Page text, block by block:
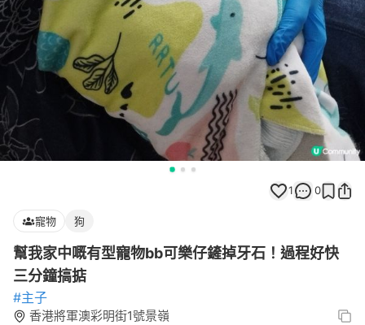
1 0
寵物 狗
幫我家中嘅有型寵物bb可樂仔鏟掉牙石！過程好快
三分鐘搞掂
#主子
香港將軍澳彩明街1號景嶺